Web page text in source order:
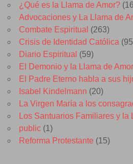
¿Qué es la Llama de Amor?
Advocaciones y La Llama de
Combate Espiritual (263)
Crisis de Identidad Católica
Diario Espiritual (59)
El Demonio y la Llama de Amor
El Padre Eterno habla a sus
Isabel Kindelmann (20)
La Virgen María a los
Los Santuarios Familiares y la
public (1)
Reforma Protestante (15)